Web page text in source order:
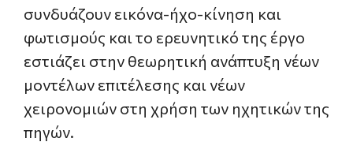
συνδυάζουν εικόνα-ήχο-κίνηση και
φωτισμούς και το ερευνητικό της έργο
εστιάζει στην θεωρητική ανάπτυξη νέων
μοντέλων επιτέλεσης και νέων
χειρονομιών στη χρήση των ηχητικών της
πηγών.